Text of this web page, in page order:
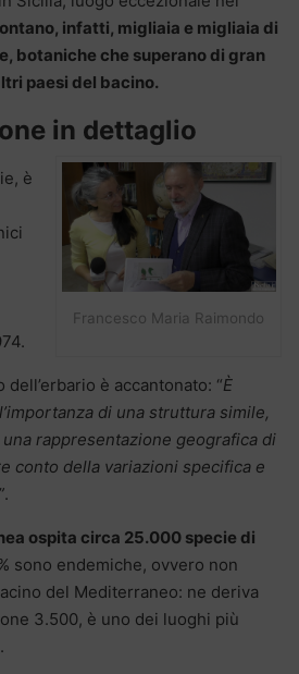
infatti, migliaia e migliaia di
botaniche che superano di gran
paesi del bacino.
in dettaglio
Francesco Maria Raimondo
è
è accantonato: “È
di una struttura simile,
rappresentazione geografica di
conto della variazioni specifica e
.
ospita circa 25.000 specie di
sono endemiche, ovvero non
del Mediterraneo: ne deriva
3.500, è uno dei luoghi più